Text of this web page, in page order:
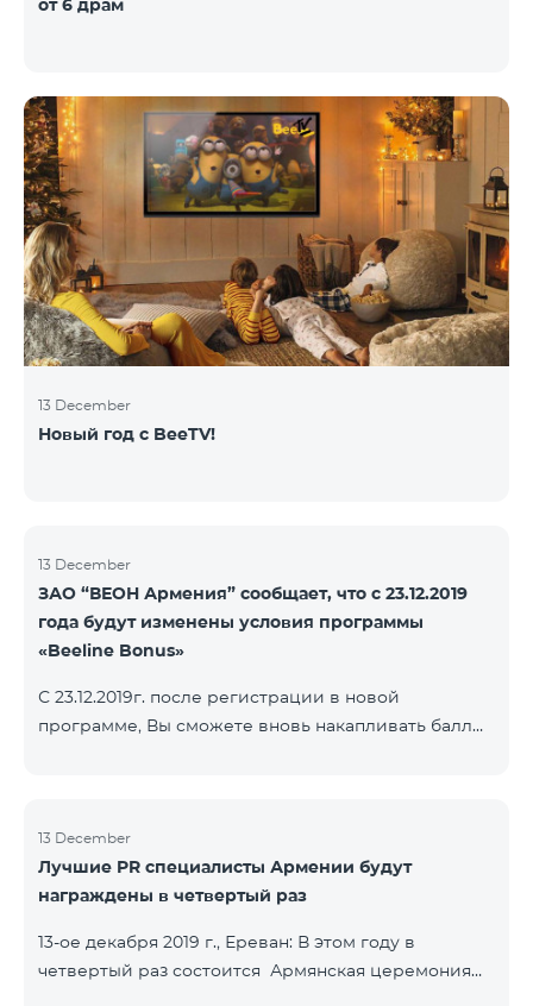
от 6 драм
13 December
Новый год с BeeTV!
13 December
ЗАО “ВЕОН Армения” сообщает, что с 23.12.2019
года будут изменены условия программы
«Beeline Bonus»
С 23.12.2019г. после регистрации в новой
программе, Вы сможете вновь накапливать баллы
декабря 2019г. Абоненты статусов Gold и VIP
перейдут в новую программу со своим статусом.
При регистрации в новой программе абоненты
новой бонусной программы.
13 December
Лучшие PR специалисты Армении будут
награждены в четвертый раз
13-ое декабря 2019 г., Ереван: В этом году в
четвертый раз состоится Армянская церемония